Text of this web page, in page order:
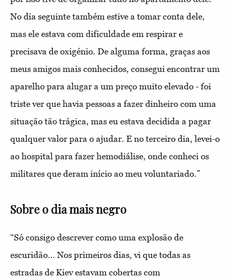
No dia seguinte também estive a tomar conta dele,
mas ele estava com dificuldade em respirar e
precisava de oxigénio. De alguma forma, graças aos
meus amigos mais conhecidos, consegui encontrar um
aparelho para alugar a um preço muito elevado - foi
triste ver que havia pessoas a fazer dinheiro com uma
situação tão trágica, mas eu estava decidida a pagar
qualquer valor para o ajudar. E no terceiro dia, levei-o
ao hospital para fazer hemodiálise, onde conheci os
militares que deram início ao meu voluntariado.”
Sobre o dia mais negro
“Só consigo descrever como uma explosão de
escuridão… Nos primeiros dias, vi que todas as
estradas de Kiev estavam cobertas com